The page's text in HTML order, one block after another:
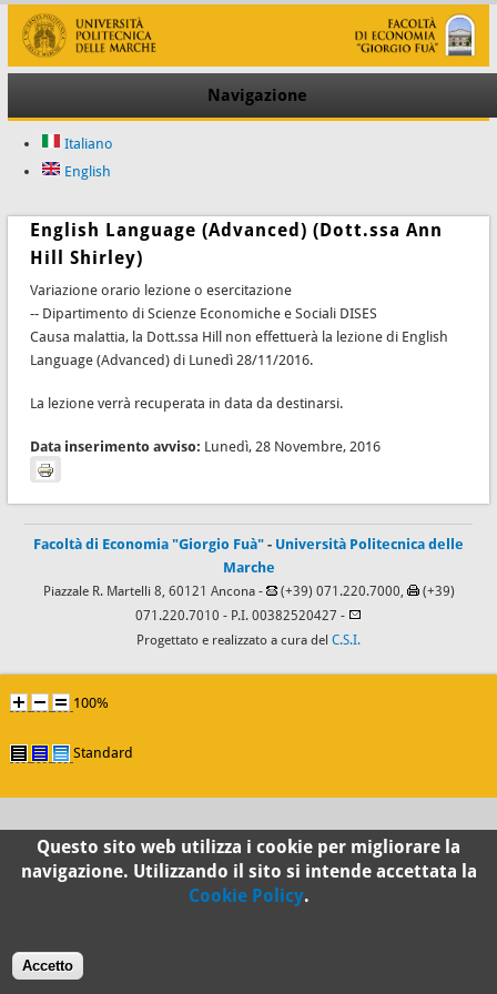
Navigazione
Italiano
English
English Language (Advanced) (Dott.ssa Ann
Hill Shirley)
Variazione orario lezione o esercitazione
-- Dipartimento di Scienze Economiche e Sociali DISES
Causa malattia, la Dott.ssa Hill non effettuerà la lezione di English
Language (Advanced) di Lunedì 28/11/2016.
La lezione verrà recuperata in data da destinarsi.
Data inserimento avviso: Lunedì, 28 Novembre, 2016
Facoltà di Economia "Giorgio Fuà" - Università Politecnica delle
Marche
Piazzale R. Martelli 8, 60121 Ancona - (+39) 071.220.7000,
(+39)
071.220.7010 - P.I. 00382520427 -
Progettato e realizzato a cura del C.S.I.
100%
Standard
Questo sito web utilizza i cookie per migliorare la
navigazione. Utilizzando il sito si intende accettata la
Cookie Policy.
Accetto